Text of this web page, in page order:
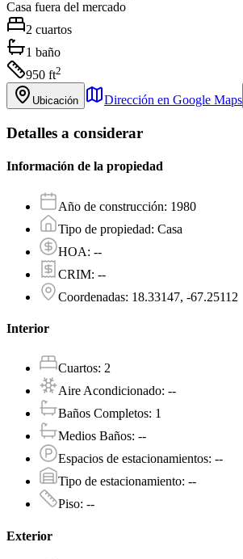
Casa fuera del mercado
2 cuartos
1 baño
950 ft2
Ubicación Dirección en Google Maps
Detalles a considerar
Información de la propiedad
Año de construcción: 1980
Tipo de propiedad: Casa
HOA: --
CRIM: --
Coordenadas: 18.33147, -67.25112
Interior
Cuartos: 2
Aire Acondicionado: --
Baños Completos: 1
Medios Baños: --
Espacios de estacionamientos: --
Tipo de estacionamiento: --
Piso: --
Exterior